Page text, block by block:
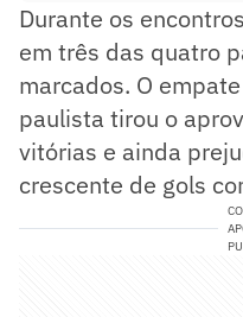
Durante os
em três das quatro
marcados. O
paulista tirou o
vitórias e ainda
crescente de gols